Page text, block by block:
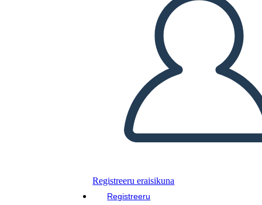
Registreeru eraisikuna
Registreeru
LUUA STORYBOARD
ESITA SLAIDIESITLUST
LOE MULLE